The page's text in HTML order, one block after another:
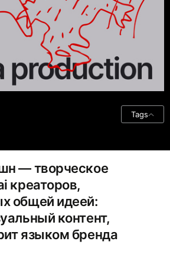
Tags
— творческое
креаторов,
общей идеей:
контент,
языком бренда